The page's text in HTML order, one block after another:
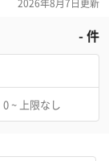
2026年8月7日更新
-件
0 ~ 上限なし